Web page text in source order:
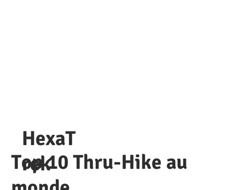
Top 10 Thru-Hike au
HexaT
rek